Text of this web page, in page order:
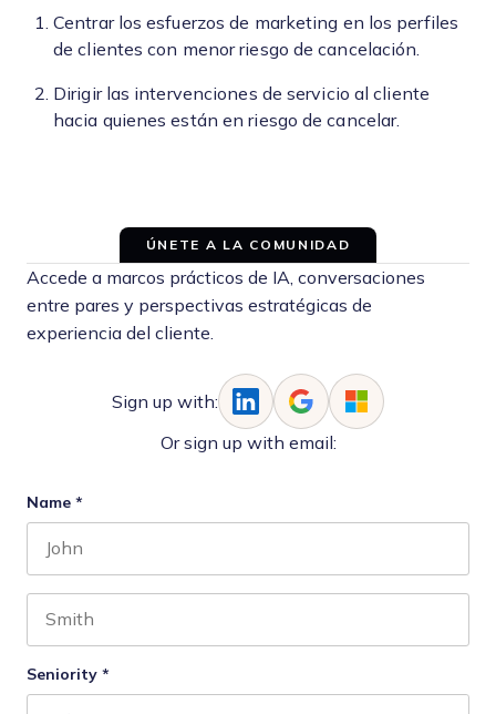
Centrar los esfuerzos de marketing en los perfiles
de clientes con menor riesgo de cancelación.
Dirigir las intervenciones de servicio al cliente
hacia quienes están en riesgo de cancelar.
ÚNETE A LA COMUNIDAD
Accede a marcos prácticos de IA, conversaciones
entre pares y perspectivas estratégicas de
experiencia del cliente.
Sign up with:
Or sign up with email:
Name *
Seniority *